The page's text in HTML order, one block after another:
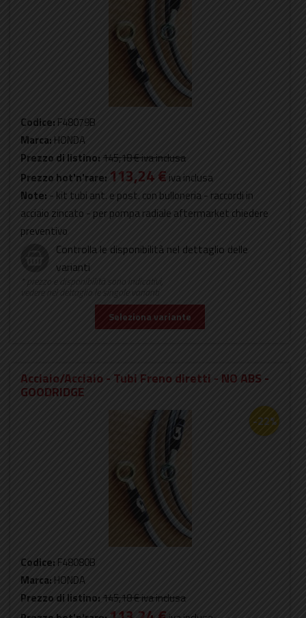
Codice: F48079B
Marca: HONDA
Prezzo di listino: 145,18 €iva inclusa
Prezzo hot'n'rare: 113,24 € iva inclusa
Note: - kit tubi ant. e post. con bulloneria - raccordi in
acciaio zincato - per pompa radiale aftermarket chiedere
preventivo
Controlla le disponibilità nel dettaglio delle
varianti
* prezzo e disponibilità sono indicativi,
vedere nel dettaglio le singole varianti
Seleziona variante
Acciaio/Acciaio - Tubi Freno diretti - NO ABS -
GOODRIDGE
-22%
Codice: F48080B
Marca: HONDA
Prezzo di listino:145,18 €iva inclusa